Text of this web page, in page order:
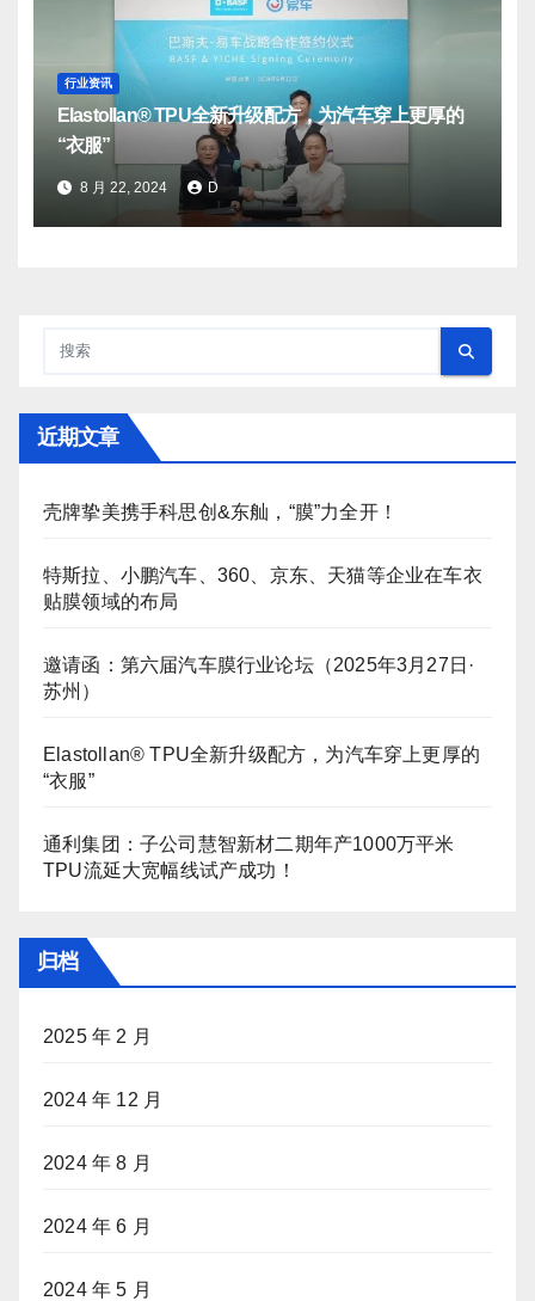
行业资讯
Elastollan® TPU全新升级配方，为汽车穿上更厚的
“衣服”
8 月 22, 2024 D
近期文章
壳牌挚美携手科思创&东舢，“膜”力全开！
特斯拉、小鹏汽车、360、京东、天猫等企业在车衣
贴膜领域的布局
邀请函：第六届汽车膜行业论坛（2025年3月27日·
苏州）
Elastollan® TPU全新升级配方，为汽车穿上更厚的
“衣服”
通利集团：子公司慧智新材二期年产1000万平米
TPU流延大宽幅线试产成功！
归档
2025 年 2 月
2024 年 12 月
2024 年 8 月
2024 年 6 月
2024 年 5 月